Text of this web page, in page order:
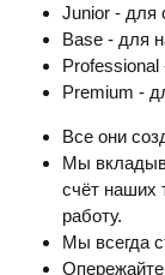
Junior - для
Base - для
Premium -
Все они
Мы
счёт наших
работу.
Мы всегда